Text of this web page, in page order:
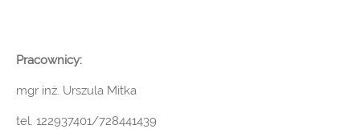
Pracownicy:
mgr inż. Urszula Mitka
tel. 122937401/728441439